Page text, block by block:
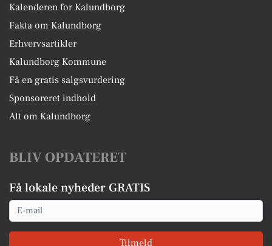
Kalenderen for Kalundborg
Fakta om Kalundborg
Erhvervsartikler
Kalundborg Kommune
Få en gratis salgsvurdering
Sponsoreret indhold
Alt om Kalundborg
BLIV OPDATERET
Få lokale nyheder GRATIS
Email
Tilmeld